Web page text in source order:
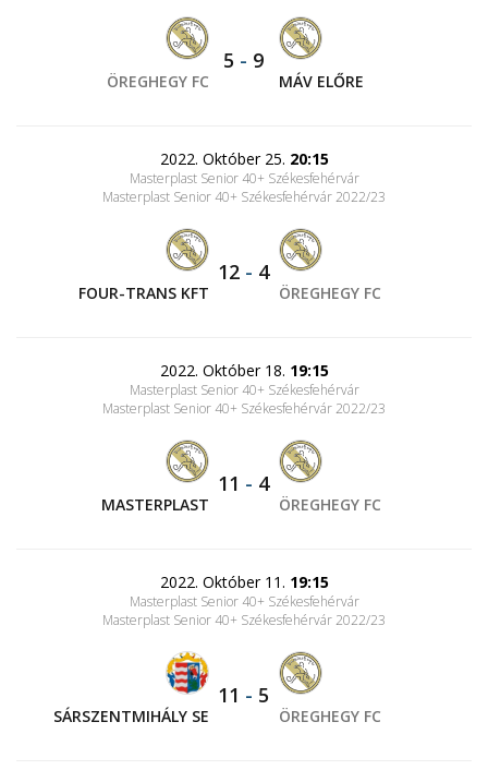
ÖREGHEGY FC
5 - 9
MÁV ELŐRE
2022. Október 25. 20:15
Masterplast Senior 40+ Székesfehérvár
Masterplast Senior 40+ Székesfehérvár 2022/23
FOUR-TRANS KFT
12 - 4
ÖREGHEGY FC
2022. Október 18. 19:15
Masterplast Senior 40+ Székesfehérvár
Masterplast Senior 40+ Székesfehérvár 2022/23
MASTERPLAST
11 - 4
ÖREGHEGY FC
2022. Október 11. 19:15
Masterplast Senior 40+ Székesfehérvár
Masterplast Senior 40+ Székesfehérvár 2022/23
SÁRSZENTMIHÁLY SE
11 - 5
ÖREGHEGY FC